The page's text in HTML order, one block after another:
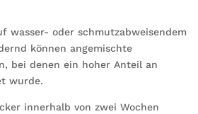
wasser- oder schmutzabweisendem
können angemischte
bei denen ein hoher Anteil an
wurde.
innerhalb von zwei Wochen